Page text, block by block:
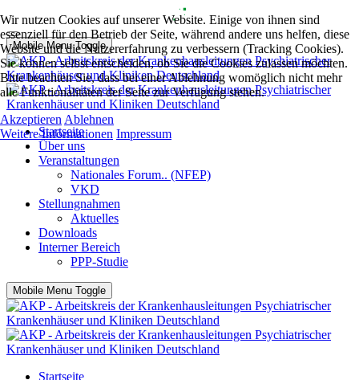
Mobile Menu Toggle
Startseite
Über uns
Veranstaltungen
Nationales Forum.. (NFEP)
VKD
Stellungnahmen
Aktuelles
Downloads
Interner Bereich
PPP-Studie
Mobile Menu Toggle
Startseite
Wir nutzen Cookies auf unserer Website. Einige von ihnen sind
essenziell für den Betrieb der Seite, während andere uns helfen, diese
Website und die Nutzererfahrung zu verbessern (Tracking Cookies).
Sie können selbst entscheiden, ob Sie die Cookies zulassen möchten.
Bitte beachten Sie, dass bei einer Ablehnung womöglich nicht mehr
alle Funktionalitäten der Seite zur Verfügung stehen.
Akzeptieren Ablehnen
Weitere Informationen Impressum